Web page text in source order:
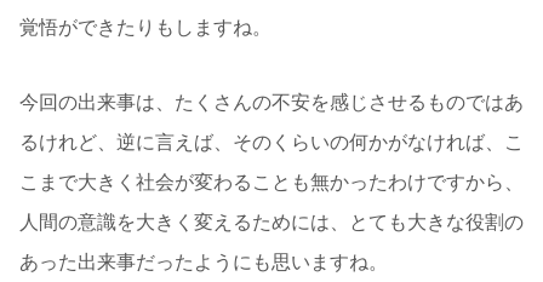
覚悟ができたりもしますね。
今回の出来事は、たくさんの不安を感じさせるものではあ
るけれど、逆に言えば、そのくらいの何かがなければ、こ
こまで大きく社会が変わることも無かったわけですから、
人間の意識を大きく変えるためには、とても大きな役割の
あった出来事だったようにも思いますね。